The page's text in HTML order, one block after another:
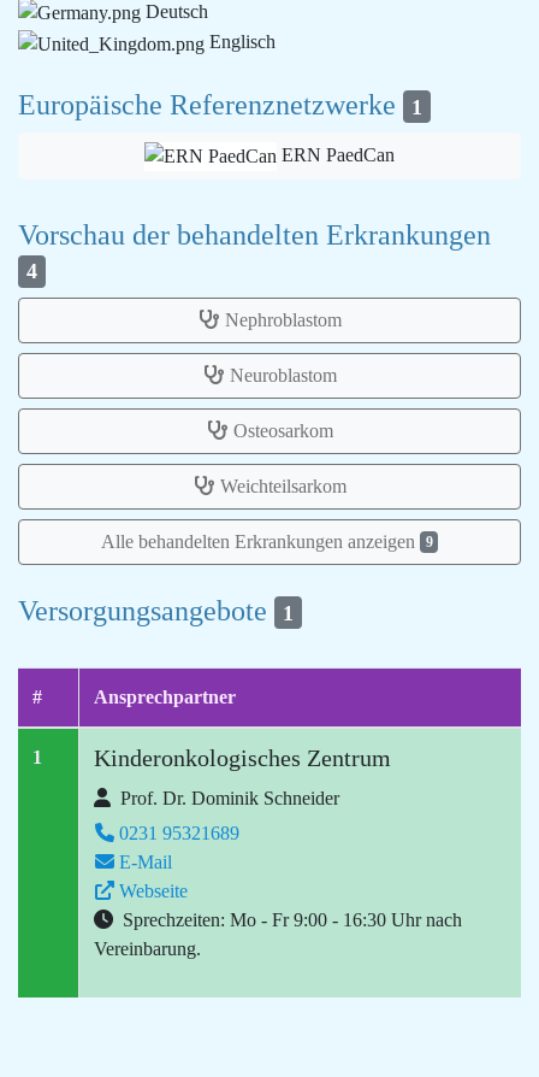
Deutsch
Englisch
Europäische Referenznetzwerke 1
ERN PaedCan
Vorschau der behandelten Erkrankungen
4
Nephroblastom
Neuroblastom
Osteosarkom
Weichteilsarkom
Alle behandelten Erkrankungen anzeigen 9
Versorgungsangebote 1
# Ansprechpartner
1 Kinderonkologisches Zentrum
Prof. Dr. Dominik Schneider
0231 95321689
E-Mail
Webseite
Sprechzeiten: Mo - Fr 9:00 - 16:30 Uhr nach
Vereinbarung.